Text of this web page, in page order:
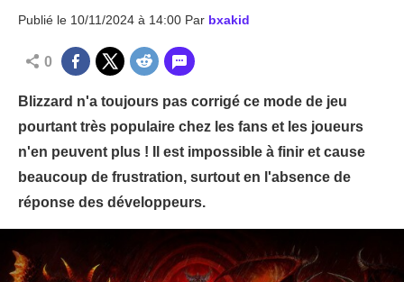
Publié le 10/11/2024 à 14:00 Par bxakid
0
Blizzard n'a toujours pas corrigé ce mode de jeu
pourtant très populaire chez les fans et les joueurs
n'en peuvent plus ! Il est impossible à finir et cause
beaucoup de frustration, surtout en l'absence de
réponse des développeurs.